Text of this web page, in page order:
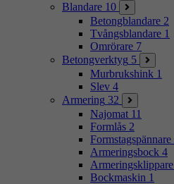
Blandare 10
Betongblandare 2
Tvångsblandare 1
Omrörare 7
Betongverktyg 5
Murbrukshink 1
Slev 4
Armering 32
Najomat 11
Formlås 2
Formstagspännare
Armeringsbock 4
Armeringsklippare
Bockmaskin 1